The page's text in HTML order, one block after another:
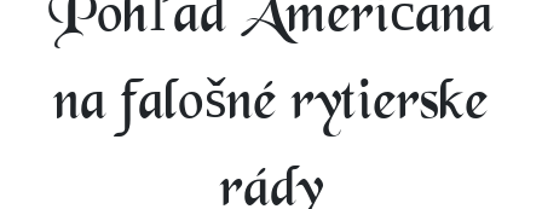
Pohľad Američana
na falošné rytierske
rády